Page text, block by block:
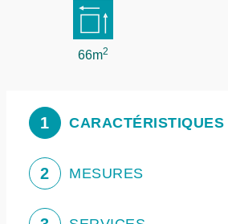
66m2
1 CARACTÉRISTIQUES
2 MESURES